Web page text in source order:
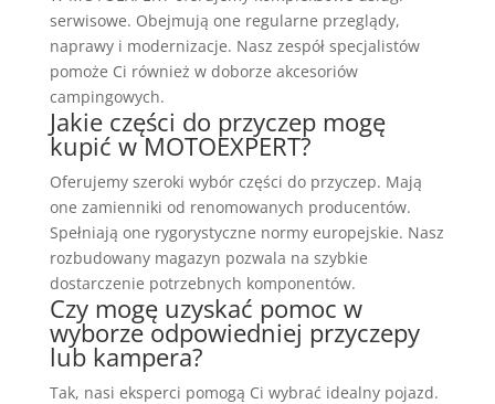
serwisowe. Obejmują one regularne przeglądy,
naprawy i modernizacje. Nasz zespół specjalistów
pomoże Ci również w doborze akcesoriów
campingowych.
Jakie części do przyczep mogę
kupić w MOTOEXPERT?
Oferujemy szeroki wybór części do przyczep. Mają
one zamienniki od renomowanych producentów.
Spełniają one rygorystyczne normy europejskie. Nasz
rozbudowany magazyn pozwala na szybkie
dostarczenie potrzebnych komponentów.
Czy mogę uzyskać pomoc w
wyborze odpowiedniej przyczepy
lub kampera?
Tak, nasi eksperci pomogą Ci wybrać idealny pojazd.